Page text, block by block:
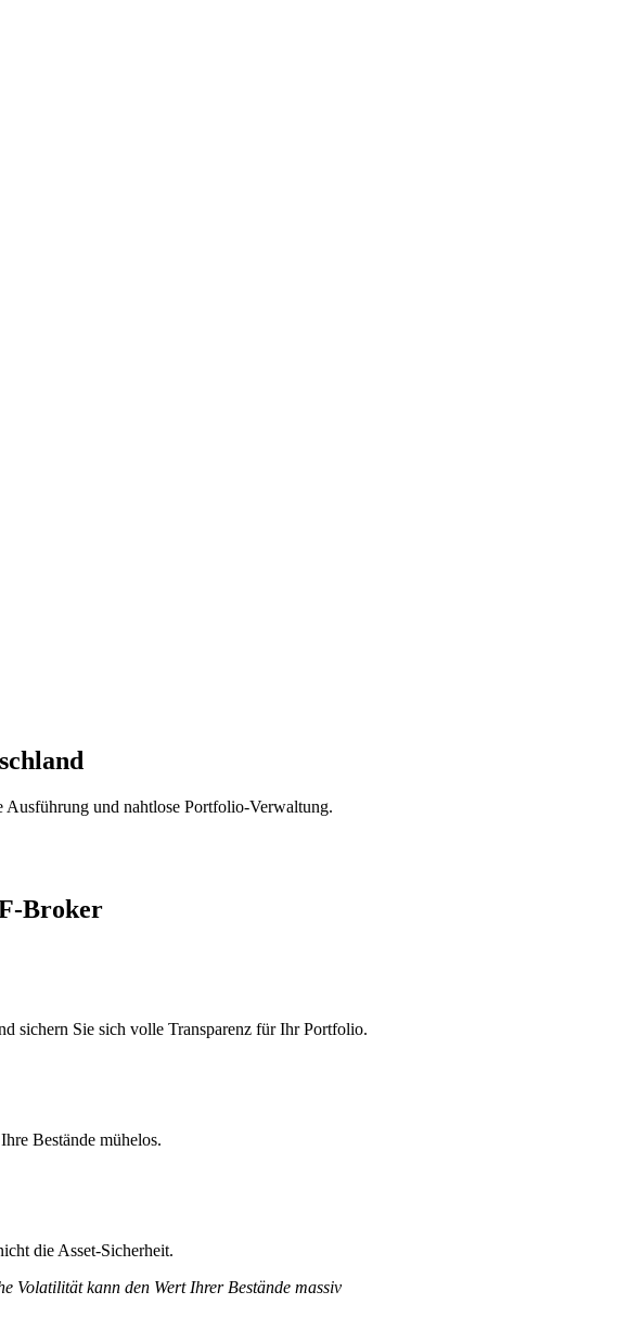
und nahtlose Portfolio-Verwaltung.
Broker
sichern Sie sich volle Transparenz für Ihr Portfolio.
Bestände mühelos.
die Asset-Sicherheit.
Volatilität kann den Wert Ihrer Bestände massiv